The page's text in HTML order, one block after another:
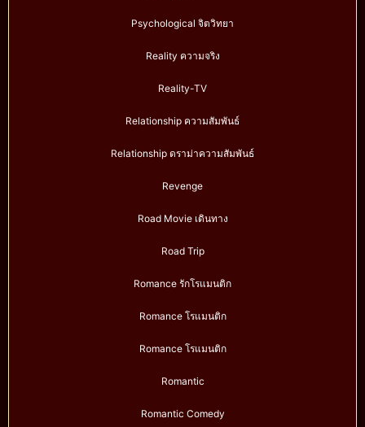
Psychological จิตวิทยา
Reality ความจริง
Reality-TV
Relationship ความสัมพันธ์
Relationship ดราม่าความสัมพันธ์
Revenge
Road Movie เดินทาง
Road Trip
Romance รักโรแมนติก
Romance โรแมนติก
Romance โรแมนติก
Romantic
Romantic Comedy